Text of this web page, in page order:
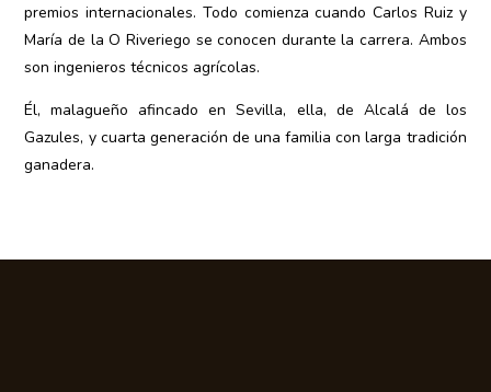
premios internacionales. Todo comienza cuando Carlos Ruiz y
María de la O Riveriego se conocen durante la carrera. Ambos
son ingenieros técnicos agrícolas.
Él, malagueño afincado en Sevilla, ella, de Alcalá de los
Gazules, y cuarta generación de una familia con larga tradición
ganadera.